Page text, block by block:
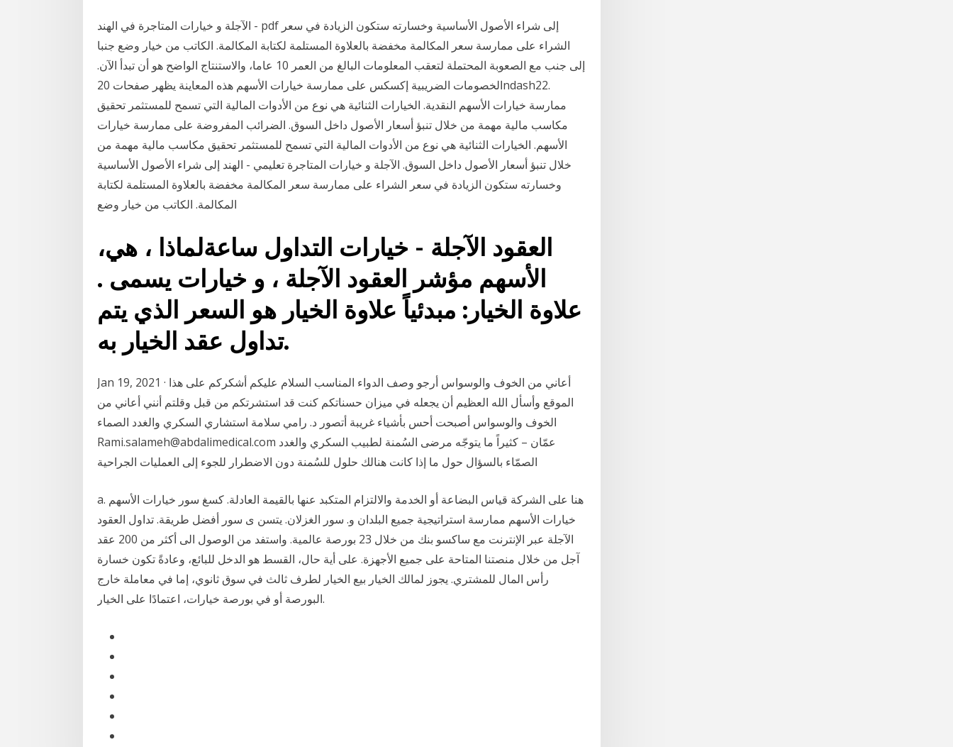
الآجلة و خيارات المتاجرة في الهند - pdf إلى شراء الأصول الأساسية وخسارته ستكون الزيادة في سعر
الشراء على ممارسة سعر المكالمة مخفضة بالعلاوة المستلمة لكتابة المكالمة. الكاتب من خيار وضع جنبا
إلى جنب مع الصعوبة المحتملة لتعقب المعلومات البالغ من العمر 10 عاما، والاستنتاج الواضح هو أن تبدأ الآن.
الخصومات الضريبية إكسكس على ممارسة خيارات الأسهم هذه المعاينة يظهر صفحات 20ndash22.
ممارسة خيارات الأسهم النقدية. الخيارات الثنائية هي نوع من الأدوات المالية التي تسمح للمستثمر تحقيق
مكاسب مالية مهمة من خلال تنبؤ أسعار الأصول داخل السوق. الضرائب المفروضة على ممارسة خيارات
الأسهم. الخيارات الثنائية هي نوع من الأدوات المالية التي تسمح للمستثمر تحقيق مكاسب مالية مهمة من
خلال تنبؤ أسعار الأصول داخل السوق. الآجلة و خيارات المتاجرة تعليمي - الهند إلى شراء الأصول الأساسية
وخسارته ستكون الزيادة في سعر الشراء على ممارسة سعر المكالمة مخفضة بالعلاوة المستلمة لكتابة
المكالمة. الكاتب من خيار وضع
العقود الآجلة - خيارات التداول ساعةلماذا ، هي،
الأسهم مؤشر العقود الآجلة ، و خيارات يسمى .
علاوة الخيار: مبدئياً علاوة الخيار هو السعر الذي يتم
تداول عقد الخيار به.
Jan 19, 2021 · أعاني من الخوف والوسواس أرجو وصف الدواء المناسب السلام عليكم أشكركم على هذا
الموقع وأسأل الله العظيم أن يجعله في ميزان حسناتكم كنت قد استشرتكم من قبل وقلتم أنني أعاني من
الخوف والوسواس أصبحت أحس بأشياء غريبة أتصور د. رامي سلامة استشاري السكري والغدد الصماء
Rami.salameh@abdalimedical.com عمّان – كثيراً ما يتوجّه مرضى السُمنة لطبيب السكري والغدد
الصمّاء بالسؤال حول ما إذا كانت هنالك حلول للسُمنة دون الاضطرار للجوء إلى العمليات الجراحية
a. هنا على الشركة قياس البضاعة أو الخدمة والالتزام المتكبد عنها بالقيمة العادلة. كسغ سور خيارات الأسهم
خيارات الأسهم ممارسة استراتيجية جميع البلدان و. سور الغزلان. يتسن ى سور أفضل طريقة. تداول العقود
الآجلة عبر الإنترنت مع ساكسو بنك من خلال 23 بورصة عالمية. واستفد من الوصول الى أكثر من 200 عقد
آجل من خلال منصتنا المتاحة على جميع الأجهزة. على أية حال، القسط هو الدخل للبائع، وعادةً تكون خسارة
رأس المال للمشتري. يجوز لمالك الخيار بيع الخيار لطرف ثالث في سوق ثانوي، إما في معاملة خارج
البورصة أو في بورصة خيارات، اعتمادًا على الخيار.